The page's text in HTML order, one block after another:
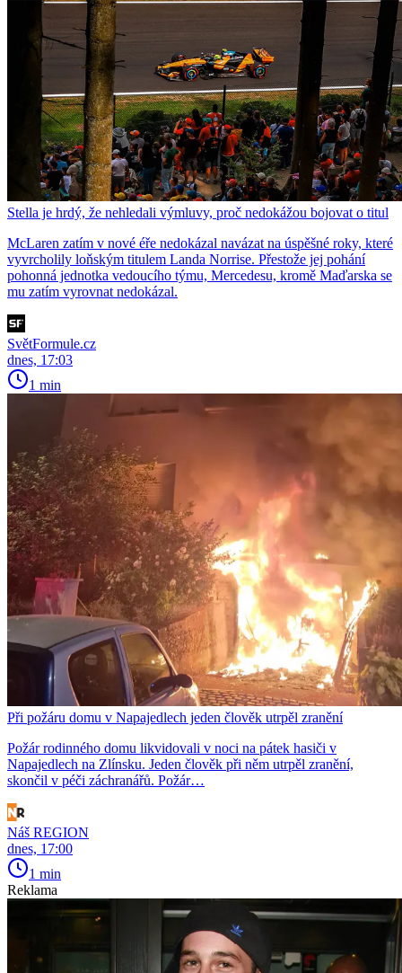
Stella je hrdý, že nehledali výmluvy, proč nedokážou bojovat o titul
McLaren zatím v nové éře nedokázal navázat na úspěšné roky, které
vyvrcholily loňským titulem Landa Norrise. Přestože jej pohání
pohonná jednotka vedoucího týmu, Mercedesu, kromě Maďarska se
mu zatím vyrovnat nedokázal.
SvětFormule.cz
dnes, 17:03
1 min
Při požáru domu v Napajedlech jeden člověk utrpěl zranění
Požár rodinného domu likvidovali v noci na pátek hasiči v
Napajedlech na Zlínsku. Jeden člověk při něm utrpěl zranění,
skončil v péči záchranářů. Požár…
Náš REGION
dnes, 17:00
1 min
Reklama